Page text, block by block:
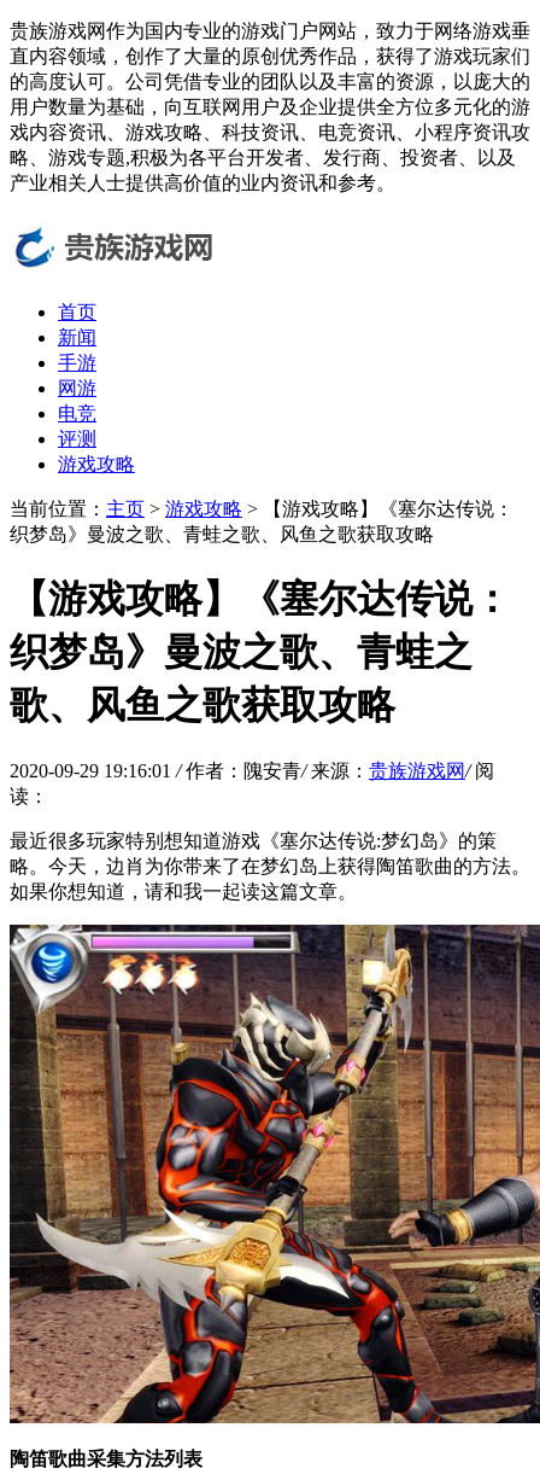
贵族游戏网作为国内专业的游戏门户网站，致力于网络游戏垂
直内容领域，创作了大量的原创优秀作品，获得了游戏玩家们
的高度认可。公司凭借专业的团队以及丰富的资源，以庞大的
用户数量为基础，向互联网用户及企业提供全方位多元化的游
戏内容资讯、游戏攻略、科技资讯、电竞资讯、小程序资讯攻
略、游戏专题,积极为各平台开发者、发行商、投资者、以及
产业相关人士提供高价值的业内资讯和参考。
首页
新闻
手游
网游
电竞
评测
游戏攻略
当前位置： 主页 > 游戏攻略 > 【游戏攻略】《塞尔达传说：
织梦岛》曼波之歌、青蛙之歌、风鱼之歌获取攻略
【游戏攻略】《塞尔达传说：
织梦岛》曼波之歌、青蛙之
歌、风鱼之歌获取攻略
2020-09-29 19:16:01 / 作者：隗安青/ 来源： 贵族游戏网/ 阅
读：
最近很多玩家特别想知道游戏《塞尔达传说:梦幻岛》的策
略。今天，边肖为你带来了在梦幻岛上获得陶笛歌曲的方法。
如果你想知道，请和我一起读这篇文章。
陶笛歌曲采集方法列表